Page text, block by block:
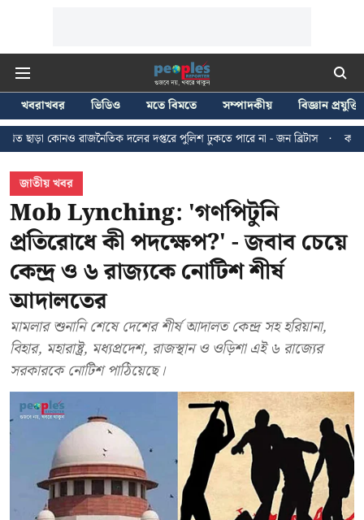
খবরাখবর ভিডিও মতে বিমতে সম্পাদকীয়
বিজ্ঞান প্রযুক্তি
দলের দপ্তরে পুলিশ ঢুকতে পারে না - জন ব্রিটাস
কলকাতায় ২৪ জুলাইয়ের
জাতীয় খবর
Mob Lynching: 'গণপিটুনি
প্রতিরোধে কী পদক্ষেপ?' - জবাব চেয়ে
কেন্দ্র ও ৬ রাজ্যকে নোটিশ শীর্ষ
আদালতের
মামলার শুনানি শেষে দেশের শীর্ষ আদালত কেন্দ্র সহ হরিয়ানা,
বিহার, মহারাষ্ট্র, মধ্যপ্রদেশ, রাজস্থান ও ওড়িশা এই ৬ রাজ্যের
সরকারকে নোটিশ পাঠিয়েছে।